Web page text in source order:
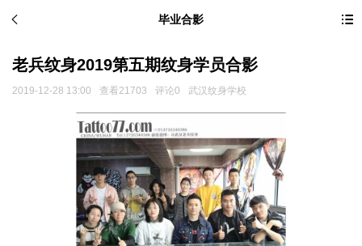
毕业合影
老兵纹身2019第五期纹身学员合影
2019-12-28 13:00 查看21703 评论0 武汉纹身学校